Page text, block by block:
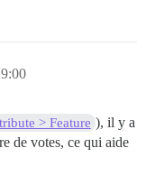
> Feature ), il y a
de votes, ce qui aide